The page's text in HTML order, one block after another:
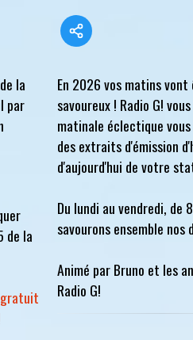
la
par
de la
gratuit
En 2026 vos matins
savoureux ! Radio G!
matinale éclectique
des extraits d'émission
d'aujourd'hui de votre
Du lundi au vendredi, de
savourons ensemble nos
Animé par Bruno et les
Radio G!